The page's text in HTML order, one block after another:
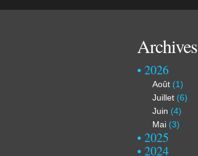
Archives
2026
Août (1)
Juillet (6)
Juin (4)
Mai (3)
2025
2024